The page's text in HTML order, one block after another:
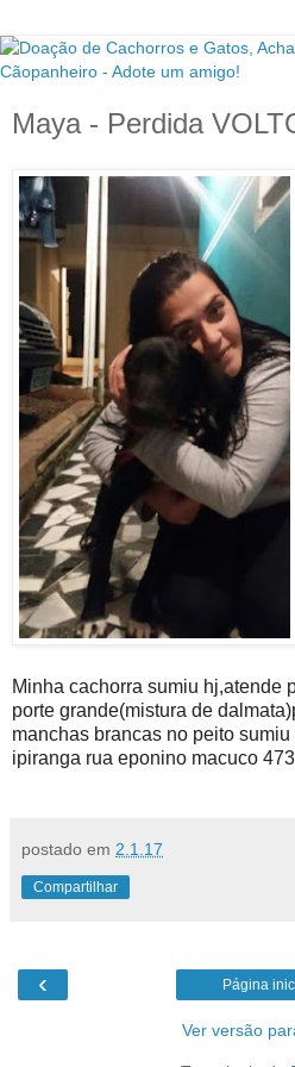
Maya - Perdida
Minha cachorra sumiu hj,atende
porte grande(mistura de
manchas brancas no peito
ipiranga rua eponino macuco
postado em 2.1.17
Compartilhar
‹ Página
Ver versão